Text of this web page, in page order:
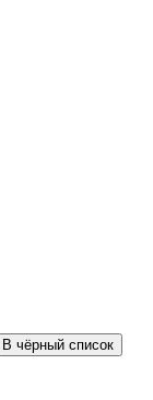
В чёрный список